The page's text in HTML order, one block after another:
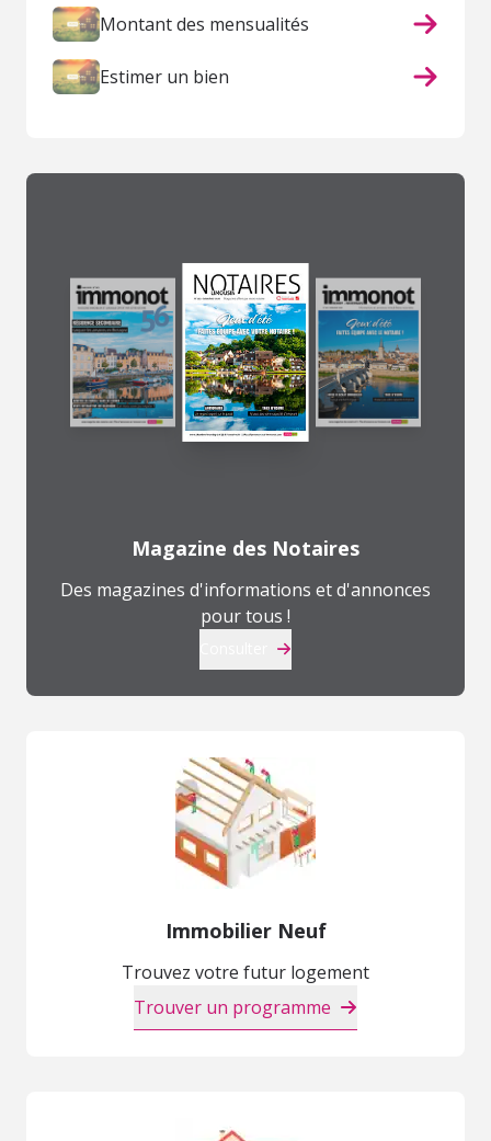
Montant des mensualités
Estimer un bien
Magazine des Notaires
Des magazines d'informations et d'annonces
pour tous !
Immobilier Neuf
Trouvez votre futur logement
Trouver un programme